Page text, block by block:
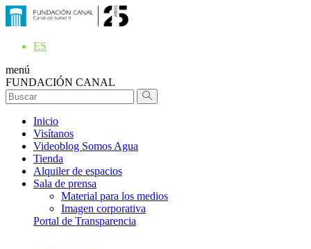
ES
menú
FUNDACIÓN CANAL
Inicio
Visítanos
Videoblog Somos Agua
Tienda
Alquiler de espacios
Sala de prensa
Material para los medios
Imagen corporativa
Portal de Transparencia